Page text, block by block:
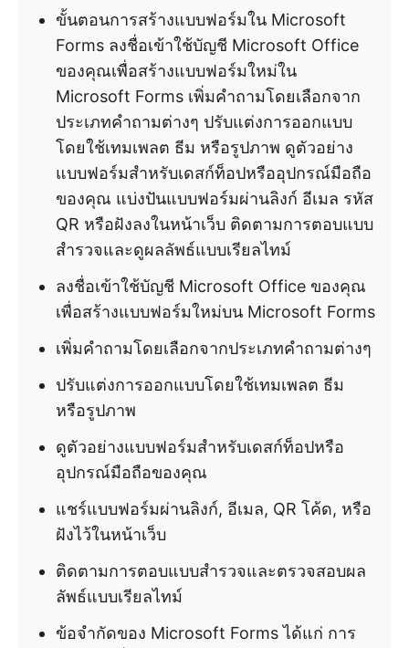
ขั้นตอนการสร้างแบบฟอร์มใน Microsoft
Forms ลงชื่อเข้าใช้บัญชี Microsoft Office
ของคุณเพื่อสร้างแบบฟอร์มใหม่ใน
Microsoft Forms เพิ่มคำถามโดยเลือกจาก
ประเภทคำถามต่างๆ ปรับแต่งการออกแบบ
โดยใช้เทมเพลต ธีม หรือรูปภาพ ดูตัวอย่าง
แบบฟอร์มสำหรับเดสก์ท็อปหรืออุปกรณ์มือถือ
ของคุณ แบ่งปันแบบฟอร์มผ่านลิงก์ อีเมล รหัส
QR หรือฝังลงในหน้าเว็บ ติดตามการตอบแบบ
สำรวจและดูผลลัพธ์แบบเรียลไทม์
ลงชื่อเข้าใช้บัญชี Microsoft Office ของคุณ
เพื่อสร้างแบบฟอร์มใหม่บน Microsoft Forms
เพิ่มคำถามโดยเลือกจากประเภทคำถามต่างๆ
ปรับแต่งการออกแบบโดยใช้เทมเพลต ธีม
หรือรูปภาพ
ดูตัวอย่างแบบฟอร์มสำหรับเดสก์ท็อปหรือ
อุปกรณ์มือถือของคุณ
แชร์แบบฟอร์มผ่านลิงก์, อีเมล, QR โค้ด, หรือ
ฝังไว้ในหน้าเว็บ
ติดตามการตอบแบบสำรวจและตรวจสอบผล
ลัพธ์แบบเรียลไทม์
ข้อจำกัดของ Microsoft Forms ได้แก่ การ